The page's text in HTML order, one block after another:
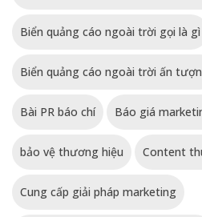
Biển quảng cáo ngoài trời gọi là gì
Biển quảng cáo ngoài trời ấn
Bài PR báo chí Báo giá
bảo vệ thương hiệu Content
Cung cấp giải pháp marketing